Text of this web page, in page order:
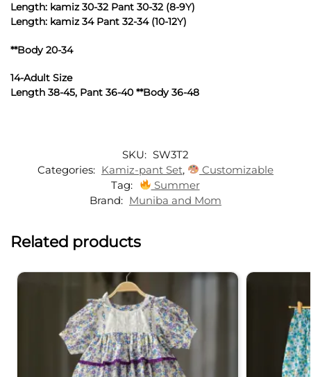
Length: kamiz 30-32 Pant 30-32 (8-9Y)
Length: kamiz 34 Pant 32-34 (10-12Y)
**Body 20-34
14-Adult Size
Length 38-45, Pant 36-40 **Body 36-48
SKU: SW3T2
Categories: Kamiz-pant Set,
Customizable
Tag:
Summer
Brand: Muniba and Mom
Related products